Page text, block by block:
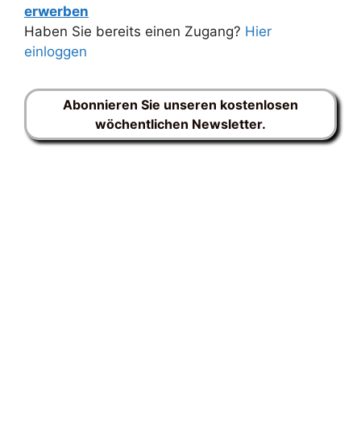
erwerben
Haben Sie bereits einen Zugang? Hier
einloggen
Abonnieren Sie unseren kostenlosen
wöchentlichen Newsletter.